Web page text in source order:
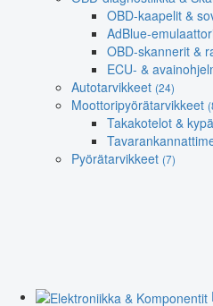
OBD-kaapelit &
AdBlue-
OBD-skannerit &
ECU- &
Autotarvikkeet (24)
Moottoripyörätarvikkeet
Takakotelot &
Pyörätarvikkeet (7)